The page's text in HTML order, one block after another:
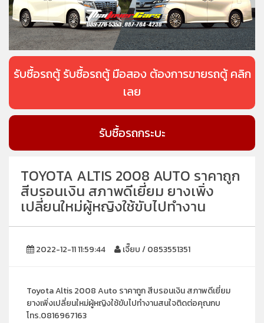
รับซื้อรถตู้ รับซื้อรถตู้ มือสอง ต้องการขายรถตู้ คลิก
เลย
รับซื้อรถกระบะ
TOYOTA ALTIS 2008 AUTO ราคาถูก
สีบรอนเงิน สภาพดีเยี่ยม ยางเพิ่ง
เปลี่ยนใหม่ผู้หญิงใช้ขับไปทำงาน
2022-12-11 11:59:44 เจี๊ยบ / 0853551351
Toyota Altis 2008 Auto ราคาถูก สีบรอนเงิน สภาพดีเยี่ยม
ยางเพิ่งเปลี่ยนใหม่ผู้หญิงใช้ขับไปทำงานสนใจติดต่อคุณกบ
โทร.0816967163